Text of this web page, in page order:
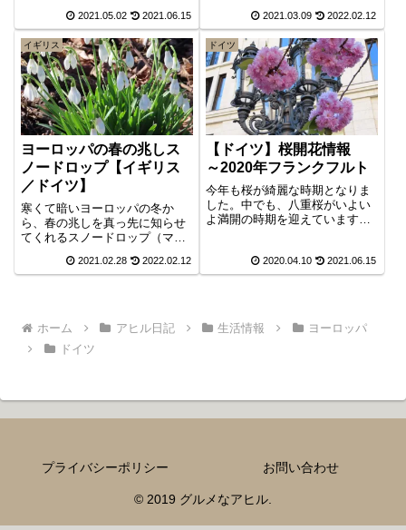
してきました。来年こそは、満
開の桜を思う存分堪能したいで
すね。
2021.05.02 2021.06.15
カスです。イギリスや、ドイツ
などのヨーロッパの国々では、
花壇に咲くクロッカスだけでな
く、芝生に群生するクロッカス
の花を様々な場所で見ることが
でき、暖かくなってきた春の光
の恵みを感じることができま
す。
2021.03.09 2022.02.12
イギリス
ヨーロッパの春の兆しス
ノードロップ【イギリス
／ドイツ】
寒くて暗いヨーロッパの冬か
ら、春の兆しを真っ先に知らせ
てくれるスノードロップ（マツ
Schneeglöckchen）。今年も見
頃を迎えていますので、基本情
春の風景は、このスノードロッ
プの白い可憐な花を皮切りに、
様々な花の風景が広がっていき
2021.02.28 2022.02.12
ドイツ
【ドイツ】桜開花情報
～2020年フランクフルト
今年も桜が綺麗な時期となりま
した。中でも、八重桜がいよい
よ満開の時期を迎えています。
のリフレッシュも兼ねて、人の
少ない早朝散歩がおススメで
2020.04.10 2021.06.15
ホーム アヒル日記 生活情報
ヨーロッパ
ドイツ
プライバシーポリシー お問い合わせ
© 2019 グルメなアヒル.